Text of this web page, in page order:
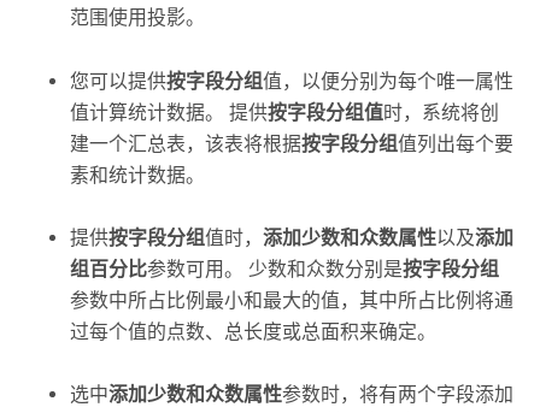
范围使用投影。
您可以提供按字段分组值，以便分别为每个唯一属性
值计算统计数据。 提供按字段分组值时，系统将创
建一个汇总表，该表将根据按字段分组值列出每个要
素和统计数据。
提供按字段分组值时，添加少数和众数属性以及添加
组百分比参数可用。 少数和众数分别是按字段分组
参数中所占比例最小和最大的值，其中所占比例将通
过每个值的点数、总长度或总面积来确定。
选中添加少数和众数属性参数时，将有两个字段添加